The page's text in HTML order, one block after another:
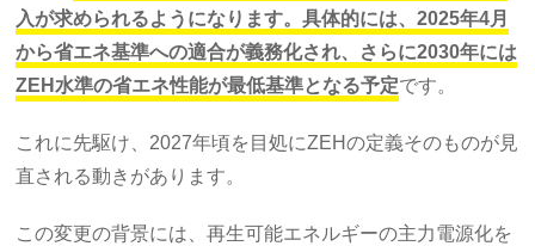
入が求められるようになります。具体的には、2025年4月
から省エネ基準への適合が義務化され、さらに2030年には
ZEH水準の省エネ性能が最低基準となる予定です。
これに先駆け、2027年頃を目処にZEHの定義そのものが見
直される動きがあります。
この変更の背景には、再生可能エネルギーの主力電源化を